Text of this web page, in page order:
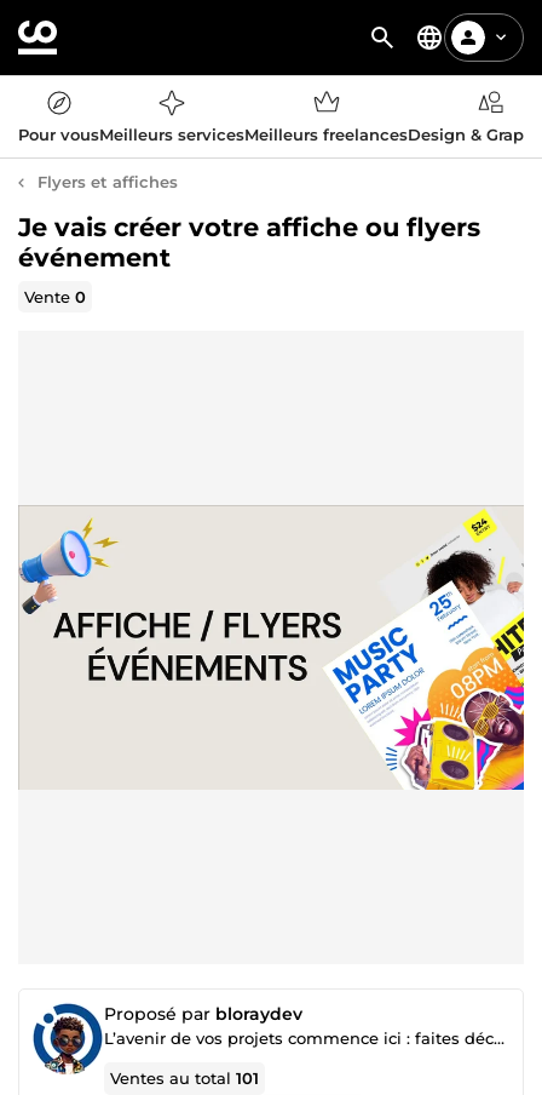
Pour vousMeilleurs servicesMeilleurs freelancesDesign &
Flyers et affiches
Je vais créer votre affiche ou flyers
événement
Vente0
Proposé par bloraydev
L’avenir de vos projets commence ici : faites décoller votre business 🚀
Ventes au total101